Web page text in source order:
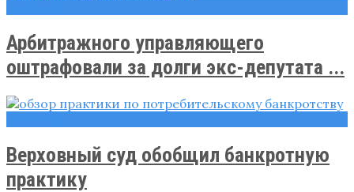
Арбитражного управляющего
оштрафовали за долги экс-депутата ...
Верховный суд обобщил банкротную
практику